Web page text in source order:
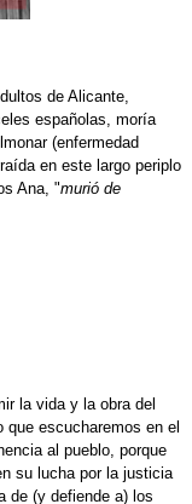
de Alicante,
españolas, moría
(enfermedad
en este largo periplo
Ana, "murió de
la vida y la obra del
escucharemos en el
al pueblo, porque
su lucha por la justicia
de (y defiende a) los